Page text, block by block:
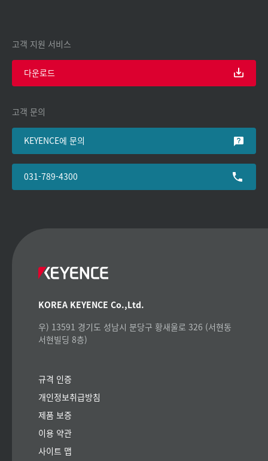
고객 지원 서비스
다운로드
고객 문의
KEYENCE에 문의
031-789-4300
KOREA KEYENCE Co.,Ltd.
우) 13591 경기도 성남시 분당구 황새울로 326 (서현동
서현빌딩 8층)
규격 인증
개인정보취급방침
제품 보증
이용 약관
사이트 맵